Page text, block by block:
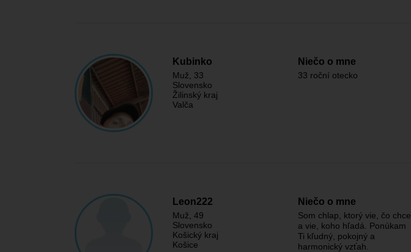
Kubinko
Muž , 33
Slovensko
Žilinský kraj
Valča
Niečo o mne
33 roční otecko
Leon222
Muž , 49
Slovensko
Košický kraj
Košice
Niečo o mne
Som chlap, ktorý vie, čo chce
a vie, koho hľadá. Ponúkam
Ti kľudný, pokojný a
harmonický vzťah.